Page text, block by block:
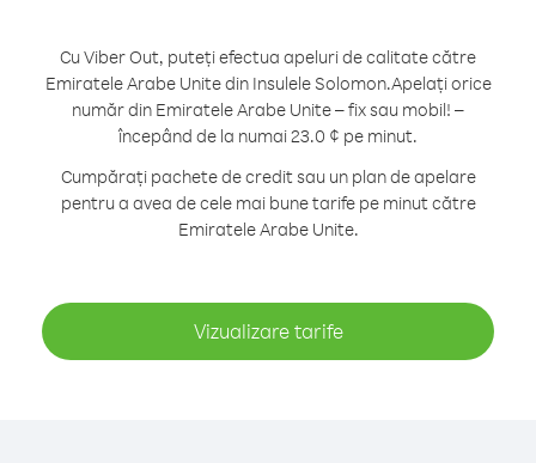
Cu Viber Out, puteți efectua apeluri de calitate către
Emiratele Arabe Unite din Insulele Solomon.Apelați orice
număr din Emiratele Arabe Unite – fix sau mobil! –
începând de la numai 23.0 ¢ pe minut.
Cumpărați pachete de credit sau un plan de apelare
pentru a avea de cele mai bune tarife pe minut către
Emiratele Arabe Unite.
Vizualizare tarife